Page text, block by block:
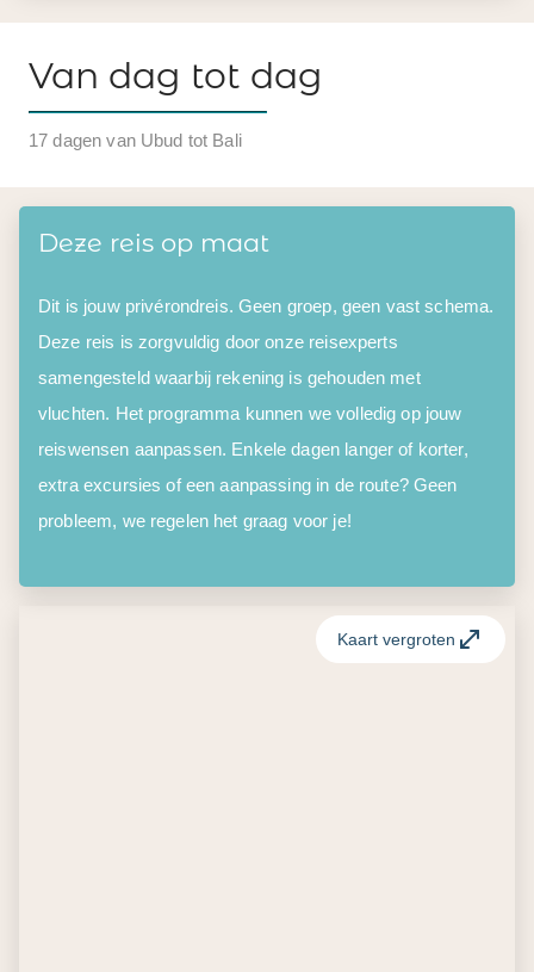
Van dag tot dag
17 dagen van Ubud tot Bali
Deze reis op maat
Dit is jouw privérondreis. Geen groep, geen vast schema.
Deze reis is zorgvuldig door onze reisexperts
samengesteld waarbij rekening is gehouden met
vluchten. Het programma kunnen we volledig op jouw
reiswensen aanpassen. Enkele dagen langer of korter,
extra excursies of een aanpassing in de route? Geen
probleem, we regelen het graag voor je!
Kaart vergroten